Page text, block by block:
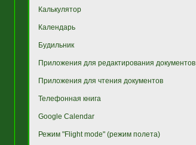
Калькулятор
Календарь
Будильник
Приложения для редактирования документов
Приложения для чтения документов
Телефонная книга
Google Calendar
Режим "Flight mode" (режим полета)